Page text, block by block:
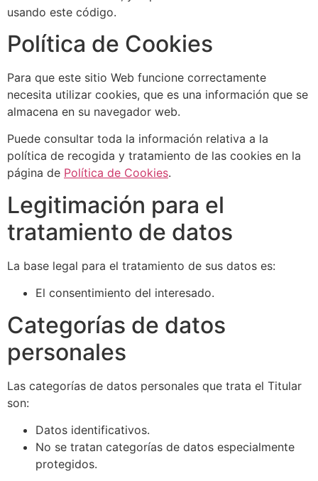
usando este código.
Política de Cookies
Para que este sitio Web funcione correctamente
necesita utilizar cookies, que es una información que se
almacena en su navegador web.
Puede consultar toda la información relativa a la
política de recogida y tratamiento de las cookies en la
página de Política de Cookies.
Legitimación para el
tratamiento de datos
La base legal para el tratamiento de sus datos es:
El consentimiento del interesado.
Categorías de datos
personales
Las categorías de datos personales que trata el Titular
son:
Datos identificativos.
No se tratan categorías de datos especialmente
protegidos.